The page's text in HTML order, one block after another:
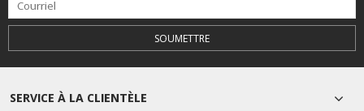
SOUMETTRE
SERVICE À LA CLIENTÈLE